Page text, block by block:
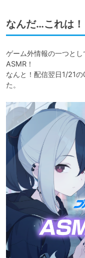
なんだ…これは！
ゲーム外情報の一つと
ASMR！
なんと！配信翌日1/21
た。